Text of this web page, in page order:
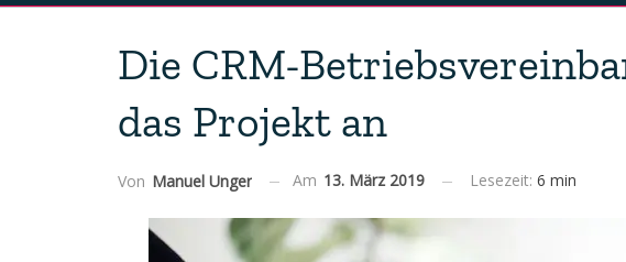
Die CRM-
das Projekt an
Von Manuel Unger Am 13. März 2019 Lesezeit: 6 min